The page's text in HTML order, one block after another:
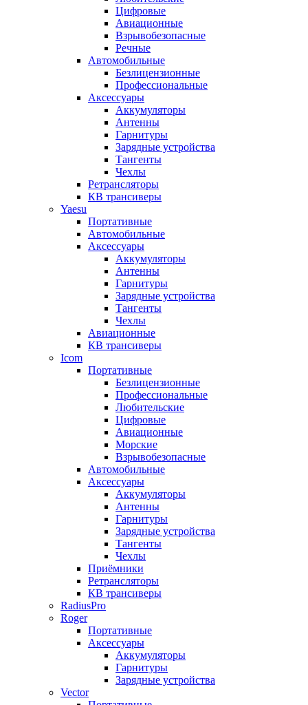
Цифровые
Авиационные
Взрывобезопасные
Речные
Автомобильные
Безлицензионные
Профессиональные
Аксессуары
Аккумуляторы
Антенны
Гарнитуры
Зарядные устройства
Тангенты
Чехлы
Ретрансляторы
КВ трансиверы
Yaesu
Портативные
Автомобильные
Аксессуары
Аккумуляторы
Антенны
Гарнитуры
Зарядные устройства
Тангенты
Чехлы
Авиационные
КВ трансиверы
Icom
Портативные
Безлицензионные
Профессиональные
Любительские
Цифровые
Авиационные
Морские
Взрывобезопасные
Автомобильные
Аксессуары
Аккумуляторы
Антенны
Гарнитуры
Зарядные устройства
Тангенты
Чехлы
Приёмники
Ретрансляторы
КВ трансиверы
RadiusPro
Roger
Портативные
Аксессуары
Аккумуляторы
Гарнитуры
Зарядные устройства
Vector